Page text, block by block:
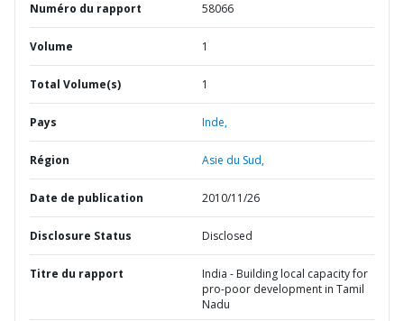
Numéro du rapport 58066
Volume 1
Total Volume(s) 1
Pays Inde,
Région Asie du Sud,
Date de publication 2010/11/26
Disclosure Status Disclosed
Titre du rapport
India - Building local capacity for
pro-poor development in Tamil
Nadu